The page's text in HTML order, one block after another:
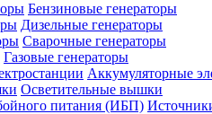
Бензиновые генераторы
Дизельные генераторы
Сварочные генераторы
Газовые генераторы
Аккумуляторные
Осветительные вышки